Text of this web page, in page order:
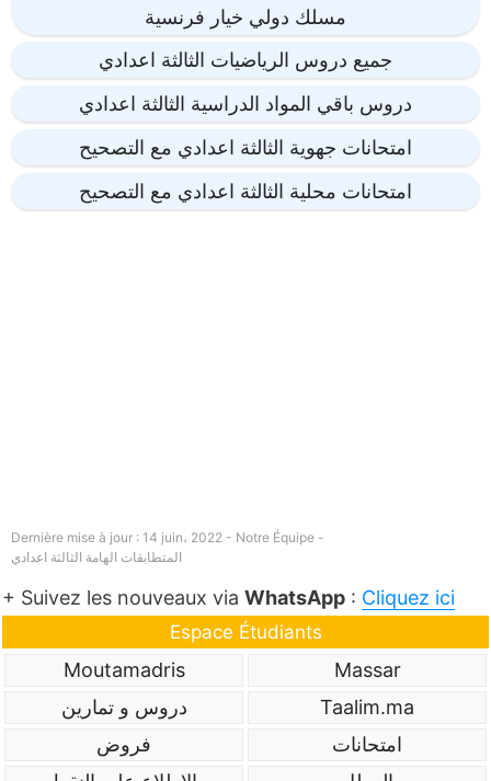
مسلك دولي خيار فرنسية
جميع دروس الرياضيات الثالثة اعدادي
دروس باقي المواد الدراسية الثالثة اعدادي
امتحانات جهوية الثالثة اعدادي مع التصحيح
امتحانات محلية الثالثة اعدادي مع التصحيح
Dernière mise à jour : 14 juin، 2022 - Notre Équipe -
المتطابقات الهامة الثالثة اعدادي
+ Suivez les nouveaux via WhatsApp : Cliquez ici
Espace Étudiants
Massar
Moutamadris
Taalim.ma
دروس و تمارين
امتحانات
فروض